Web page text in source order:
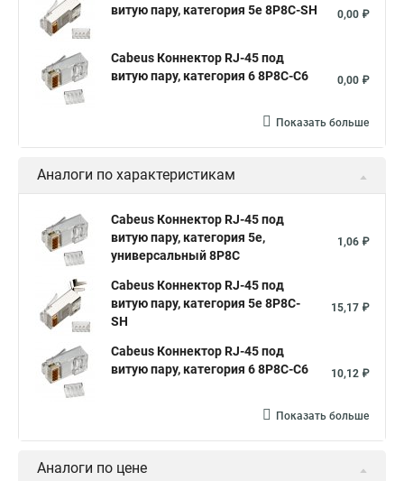
витую пару, категория 5e 8P8C-SH
0,00 ₽
Cabeus Коннектор RJ-45 под
витую пару, категория 6 8P8C-C6
0,00 ₽
Показать больше
Аналоги по характеристикам
Cabeus Коннектор RJ-45 под
витую пару, категория 5e,
универсальный 8P8C
1,06 ₽
Cabeus Коннектор RJ-45 под
витую пару, категория 5e 8P8C-
SH
15,17 ₽
Cabeus Коннектор RJ-45 под
витую пару, категория 6 8P8C-C6
10,12 ₽
Показать больше
Аналоги по цене